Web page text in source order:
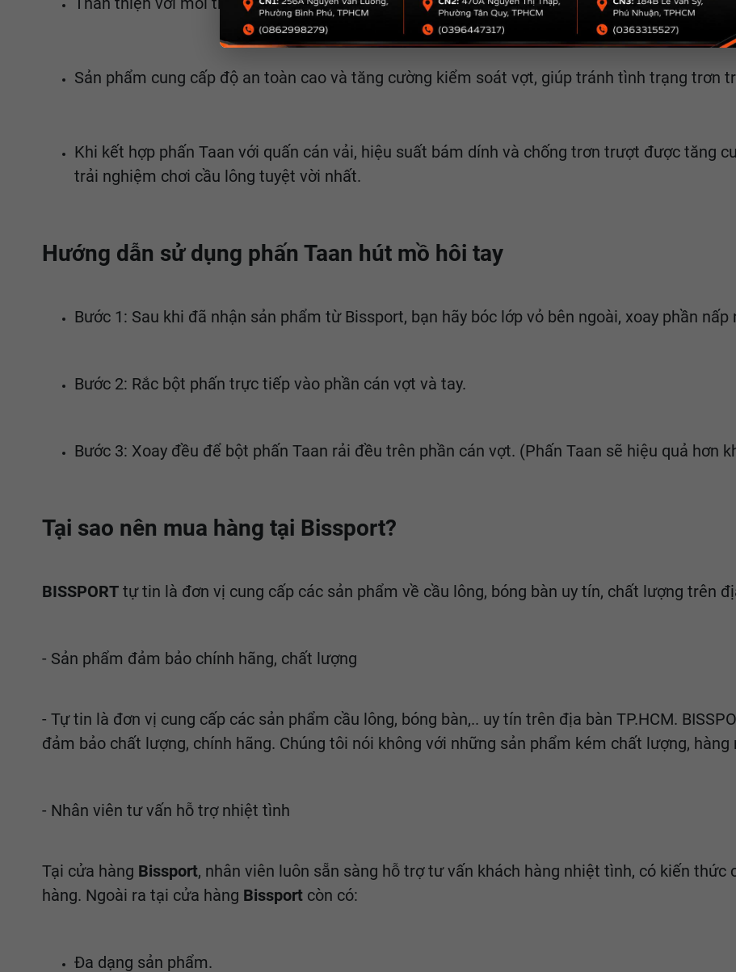
Sản phẩm cung cấp độ an toàn cao và tăng cường kiểm soát vợt, giúp tránh tình trạng trơn
Khi kết hợp phấn Taan với quấn cán vải, hiệu suất bám dính và chống trơn trượt được tăng
trải nghiệm chơi cầu lông tuyệt vời nhất.
Hướng dẫn sử dụng phấn Taan hút mồ hôi tay
Bước 1: Sau khi đã nhận sản phẩm từ Bissport, bạn hãy bóc lớp vỏ bên ngoài, xoay phần
Bước 2: Rắc bột phấn trực tiếp vào phần cán vợt và tay.
Bước 3: Xoay đều để bột phấn Taan rải đều trên phần cán vợt. (Phấn Taan sẽ hiệu quả hơn
Tại sao nên mua hàng tại Bissport?
BISSPORT tự tin là đơn vị cung cấp các sản phẩm về cầu lông, bóng bàn uy tín, chất lượng trên
- Sản phẩm đảm bảo chính hãng, chất lượng
- Tự tin là đơn vị cung cấp các sản phẩm cầu lông, bóng bàn,.. uy tín trên địa bàn TP.HCM.
đảm bảo chất lượng, chính hãng. Chúng tôi nói không với những sản phẩm kém chất lượng, hàng
- Nhân viên tư vấn hỗ trợ nhiệt tình
Tại cửa hàng Bissport, nhân viên luôn sẵn sàng hỗ trợ tư vấn khách hàng nhiệt tình, có kiến thức
hàng. Ngoài ra tại cửa hàng Bissport còn có:
Đa dạng sản phẩm.